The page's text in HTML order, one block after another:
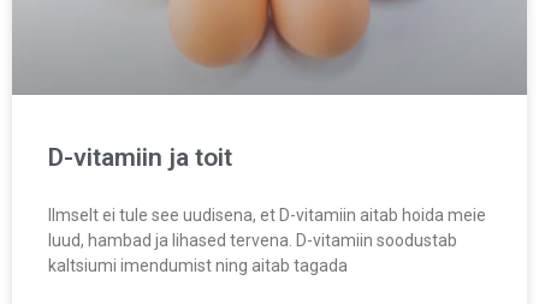
D-vitamiin ja toit
Ilmselt ei tule see uudisena, et D-vitamiin aitab hoida meie
luud, hambad ja lihased tervena. D-vitamiin soodustab
kaltsiumi imendumist ning aitab tagada